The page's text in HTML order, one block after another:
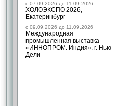
c 07.09.2026 до 11.09.2026
ХОЛОЭКСПО 2026,
Екатеринбург
c 09.09.2026 до 11.09.2026
Международная
промышленная выставка
«ИННОПРОМ. Индия». г. Нью-
Дели